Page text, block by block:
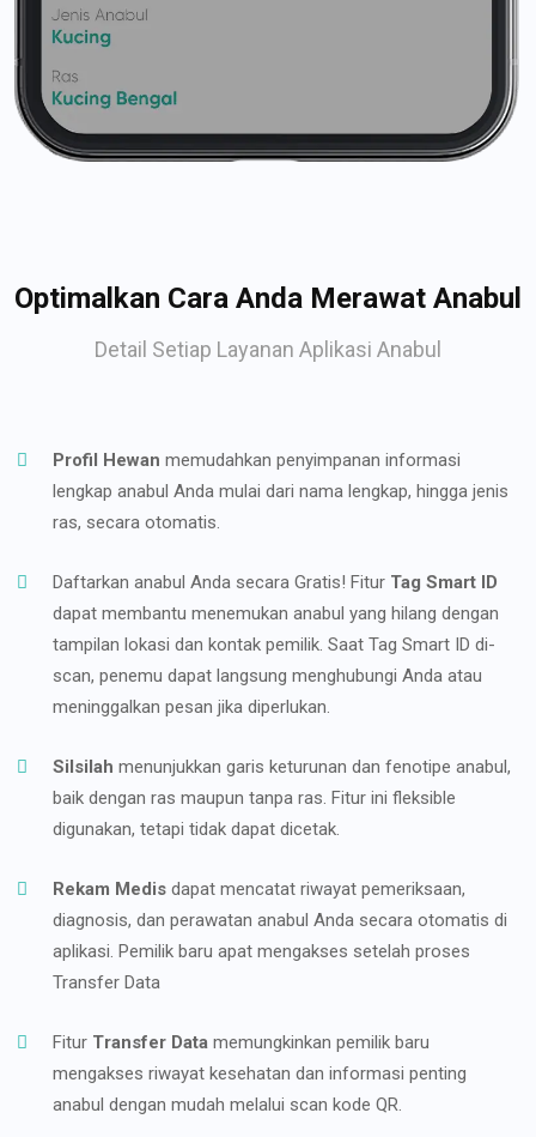
Optimalkan Cara Anda Merawat Anabul
Detail Setiap Layanan Aplikasi Anabul
Profil Hewan memudahkan penyimpanan informasi
lengkap anabul Anda mulai dari nama lengkap, hingga jenis
ras, secara otomatis.
Daftarkan anabul Anda secara Gratis! Fitur Tag Smart ID
dapat membantu menemukan anabul yang hilang dengan
tampilan lokasi dan kontak pemilik. Saat Tag Smart ID di-
scan, penemu dapat langsung menghubungi Anda atau
meninggalkan pesan jika diperlukan.
Silsilah menunjukkan garis keturunan dan fenotipe anabul,
baik dengan ras maupun tanpa ras. Fitur ini fleksible
digunakan, tetapi tidak dapat dicetak.
Rekam Medis dapat mencatat riwayat pemeriksaan,
diagnosis, dan perawatan anabul Anda secara otomatis di
aplikasi. Pemilik baru apat mengakses setelah proses
Transfer Data
Fitur Transfer Data memungkinkan pemilik baru
mengakses riwayat kesehatan dan informasi penting
anabul dengan mudah melalui scan kode QR.